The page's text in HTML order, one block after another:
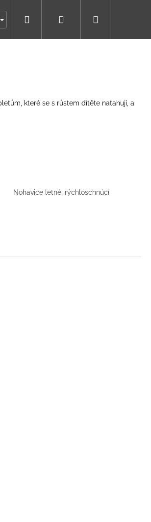
Prihlásenie
které se s růstem dítěte natahují, a
Nohavice letné, rýchloschnúcí